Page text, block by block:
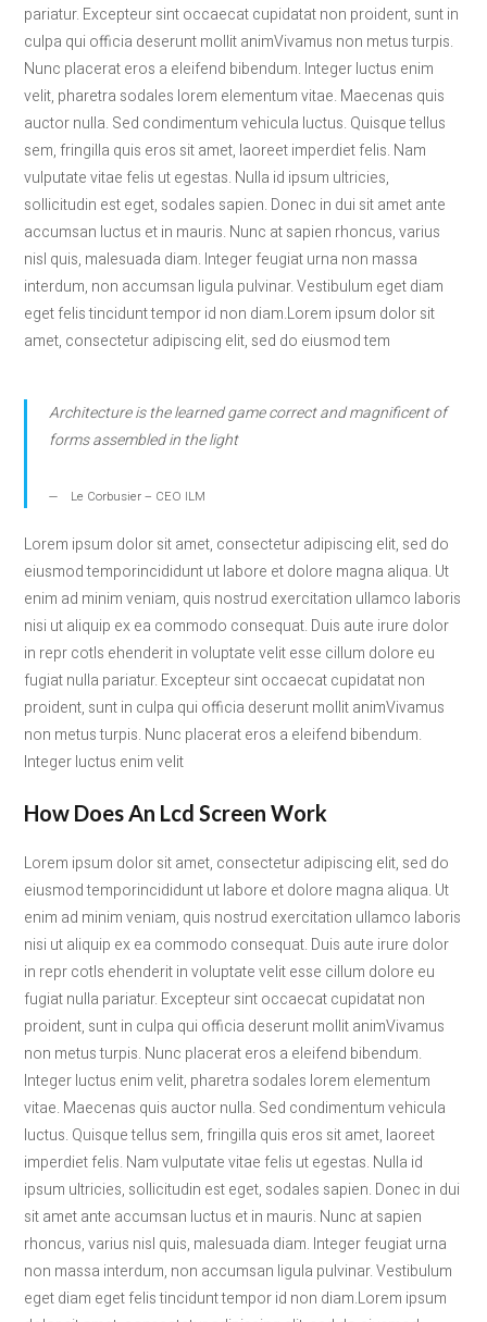
pariatur. Excepteur sint occaecat cupidatat non proident, sunt in
culpa qui officia deserunt mollit animVivamus non metus turpis.
Nunc placerat eros a eleifend bibendum. Integer luctus enim
velit, pharetra sodales lorem elementum vitae. Maecenas quis
auctor nulla. Sed condimentum vehicula luctus. Quisque tellus
sem, fringilla quis eros sit amet, laoreet imperdiet felis. Nam
vulputate vitae felis ut egestas. Nulla id ipsum ultricies,
sollicitudin est eget, sodales sapien. Donec in dui sit amet ante
accumsan luctus et in mauris. Nunc at sapien rhoncus, varius
nisl quis, malesuada diam. Integer feugiat urna non massa
interdum, non accumsan ligula pulvinar. Vestibulum eget diam
eget felis tincidunt tempor id non diam.Lorem ipsum dolor sit
amet, consectetur adipiscing elit, sed do eiusmod tem
Architecture is the learned game correct and magnificent of
forms assembled in the light
Le Corbusier – CEO ILM
Lorem ipsum dolor sit amet, consectetur adipiscing elit, sed do
eiusmod temporincididunt ut labore et dolore magna aliqua. Ut
enim ad minim veniam, quis nostrud exercitation ullamco laboris
nisi ut aliquip ex ea commodo consequat. Duis aute irure dolor
in repr cotls ehenderit in voluptate velit esse cillum dolore eu
fugiat nulla pariatur. Excepteur sint occaecat cupidatat non
proident, sunt in culpa qui officia deserunt mollit animVivamus
non metus turpis. Nunc placerat eros a eleifend bibendum.
Integer luctus enim velit
How Does An Lcd Screen Work
Lorem ipsum dolor sit amet, consectetur adipiscing elit, sed do
eiusmod temporincididunt ut labore et dolore magna aliqua. Ut
enim ad minim veniam, quis nostrud exercitation ullamco laboris
nisi ut aliquip ex ea commodo consequat. Duis aute irure dolor
in repr cotls ehenderit in voluptate velit esse cillum dolore eu
fugiat nulla pariatur. Excepteur sint occaecat cupidatat non
proident, sunt in culpa qui officia deserunt mollit animVivamus
non metus turpis. Nunc placerat eros a eleifend bibendum.
Integer luctus enim velit, pharetra sodales lorem elementum
vitae. Maecenas quis auctor nulla. Sed condimentum vehicula
luctus. Quisque tellus sem, fringilla quis eros sit amet, laoreet
imperdiet felis. Nam vulputate vitae felis ut egestas. Nulla id
ipsum ultricies, sollicitudin est eget, sodales sapien. Donec in dui
sit amet ante accumsan luctus et in mauris. Nunc at sapien
rhoncus, varius nisl quis, malesuada diam. Integer feugiat urna
non massa interdum, non accumsan ligula pulvinar. Vestibulum
eget diam eget felis tincidunt tempor id non diam.Lorem ipsum